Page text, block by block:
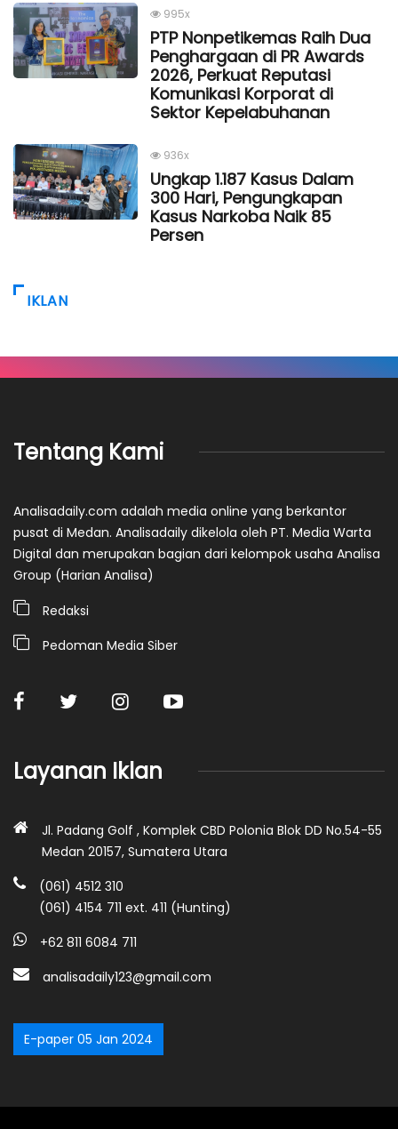
995x
PTP Nonpetikemas Raih Dua
Penghargaan di PR Awards
2026, Perkuat Reputasi
Komunikasi Korporat di
Sektor Kepelabuhanan
936x
Ungkap 1.187 Kasus Dalam
300 Hari, Pengungkapan
Kasus Narkoba Naik 85
Persen
IKLAN
Tentang Kami
Analisadaily.com adalah media online yang berkantor
pusat di Medan. Analisadaily dikelola oleh PT. Media Warta
Digital dan merupakan bagian dari kelompok usaha Analisa
Group (Harian Analisa)
Redaksi
Pedoman Media Siber
Layanan Iklan
Jl. Padang Golf , Komplek CBD Polonia Blok DD No.54-55
Medan 20157, Sumatera Utara
(061) 4512 310
(061) 4154 711 ext. 411 (Hunting)
+62 811 6084 711
analisadaily123@gmail.com
E-paper 05 Jan 2024